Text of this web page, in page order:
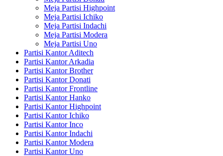
Meja Partisi Highpoint
Meja Partisi Ichiko
Meja Partisi Indachi
Meja Partisi Modera
Meja Partisi Uno
Partisi Kantor Aditech
Partisi Kantor Arkadia
Partisi Kantor Brother
Partisi Kantor Donati
Partisi Kantor Frontline
Partisi Kantor Hanko
Partisi Kantor Highpoint
Partisi Kantor Ichiko
Partisi Kantor Inco
Partisi Kantor Indachi
Partisi Kantor Modera
Partisi Kantor Uno